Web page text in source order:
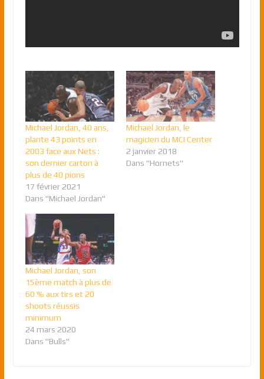
Michael Jordan, 40 ans,
plante 43 points en
2003 face aux Nets :
son dernier carton à
plus de 40 pions
17 février 2021
Dans "Michael Jordan"
Michael Jordan, le
magicien du MCI Center
2 janvier 2018
Dans "Hornets"
Michael Jordan, son
15ème match à plus de
60 % aux tirs et 20
shoots réussis
minimum
24 mars 2020
Dans "Bulls"